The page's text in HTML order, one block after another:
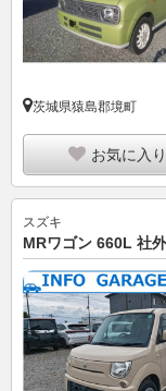
茨城県猿島郡境町
お気に入り
MRワゴン 660L 社